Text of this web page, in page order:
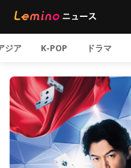
ジア K-POP ドラマ